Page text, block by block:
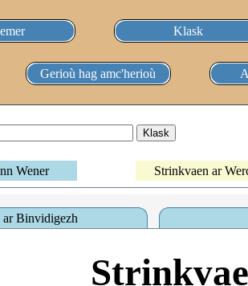
Klask
Gerioù hag amc'herioù
Wener Strinkvaen ar
ar Binvidigezh